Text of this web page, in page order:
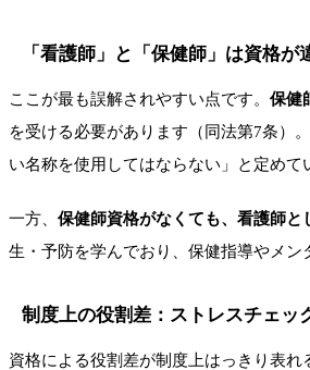
「看護師」と「保健師」は資格が
ここが最も誤解されやすい点です。 保健
を受ける必要があります（同法第7条）
い名称を使用してはならない」と定めて
一方、 保健師資格がなくても、看護師と
生・予防を学んでおり、保健指導やメン
制度上の役割差：ストレスチェッ
資格による役割差が制度上はっきり表れ